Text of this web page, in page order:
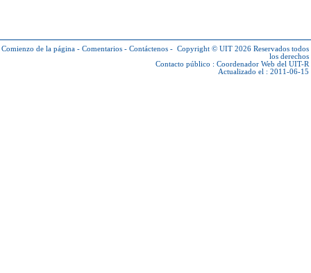
Comienzo de la página - Comentarios - Contáctenos - Copyright © UIT 2026 Reservados todos
los derechos
Contacto público : Coordenador Web del UIT-R
Actualizado el : 2011-06-15